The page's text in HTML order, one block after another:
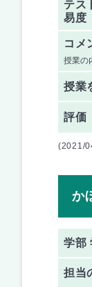
テス
易度
コメ
授業の
授業
評価
(2021/
か
学部
担当